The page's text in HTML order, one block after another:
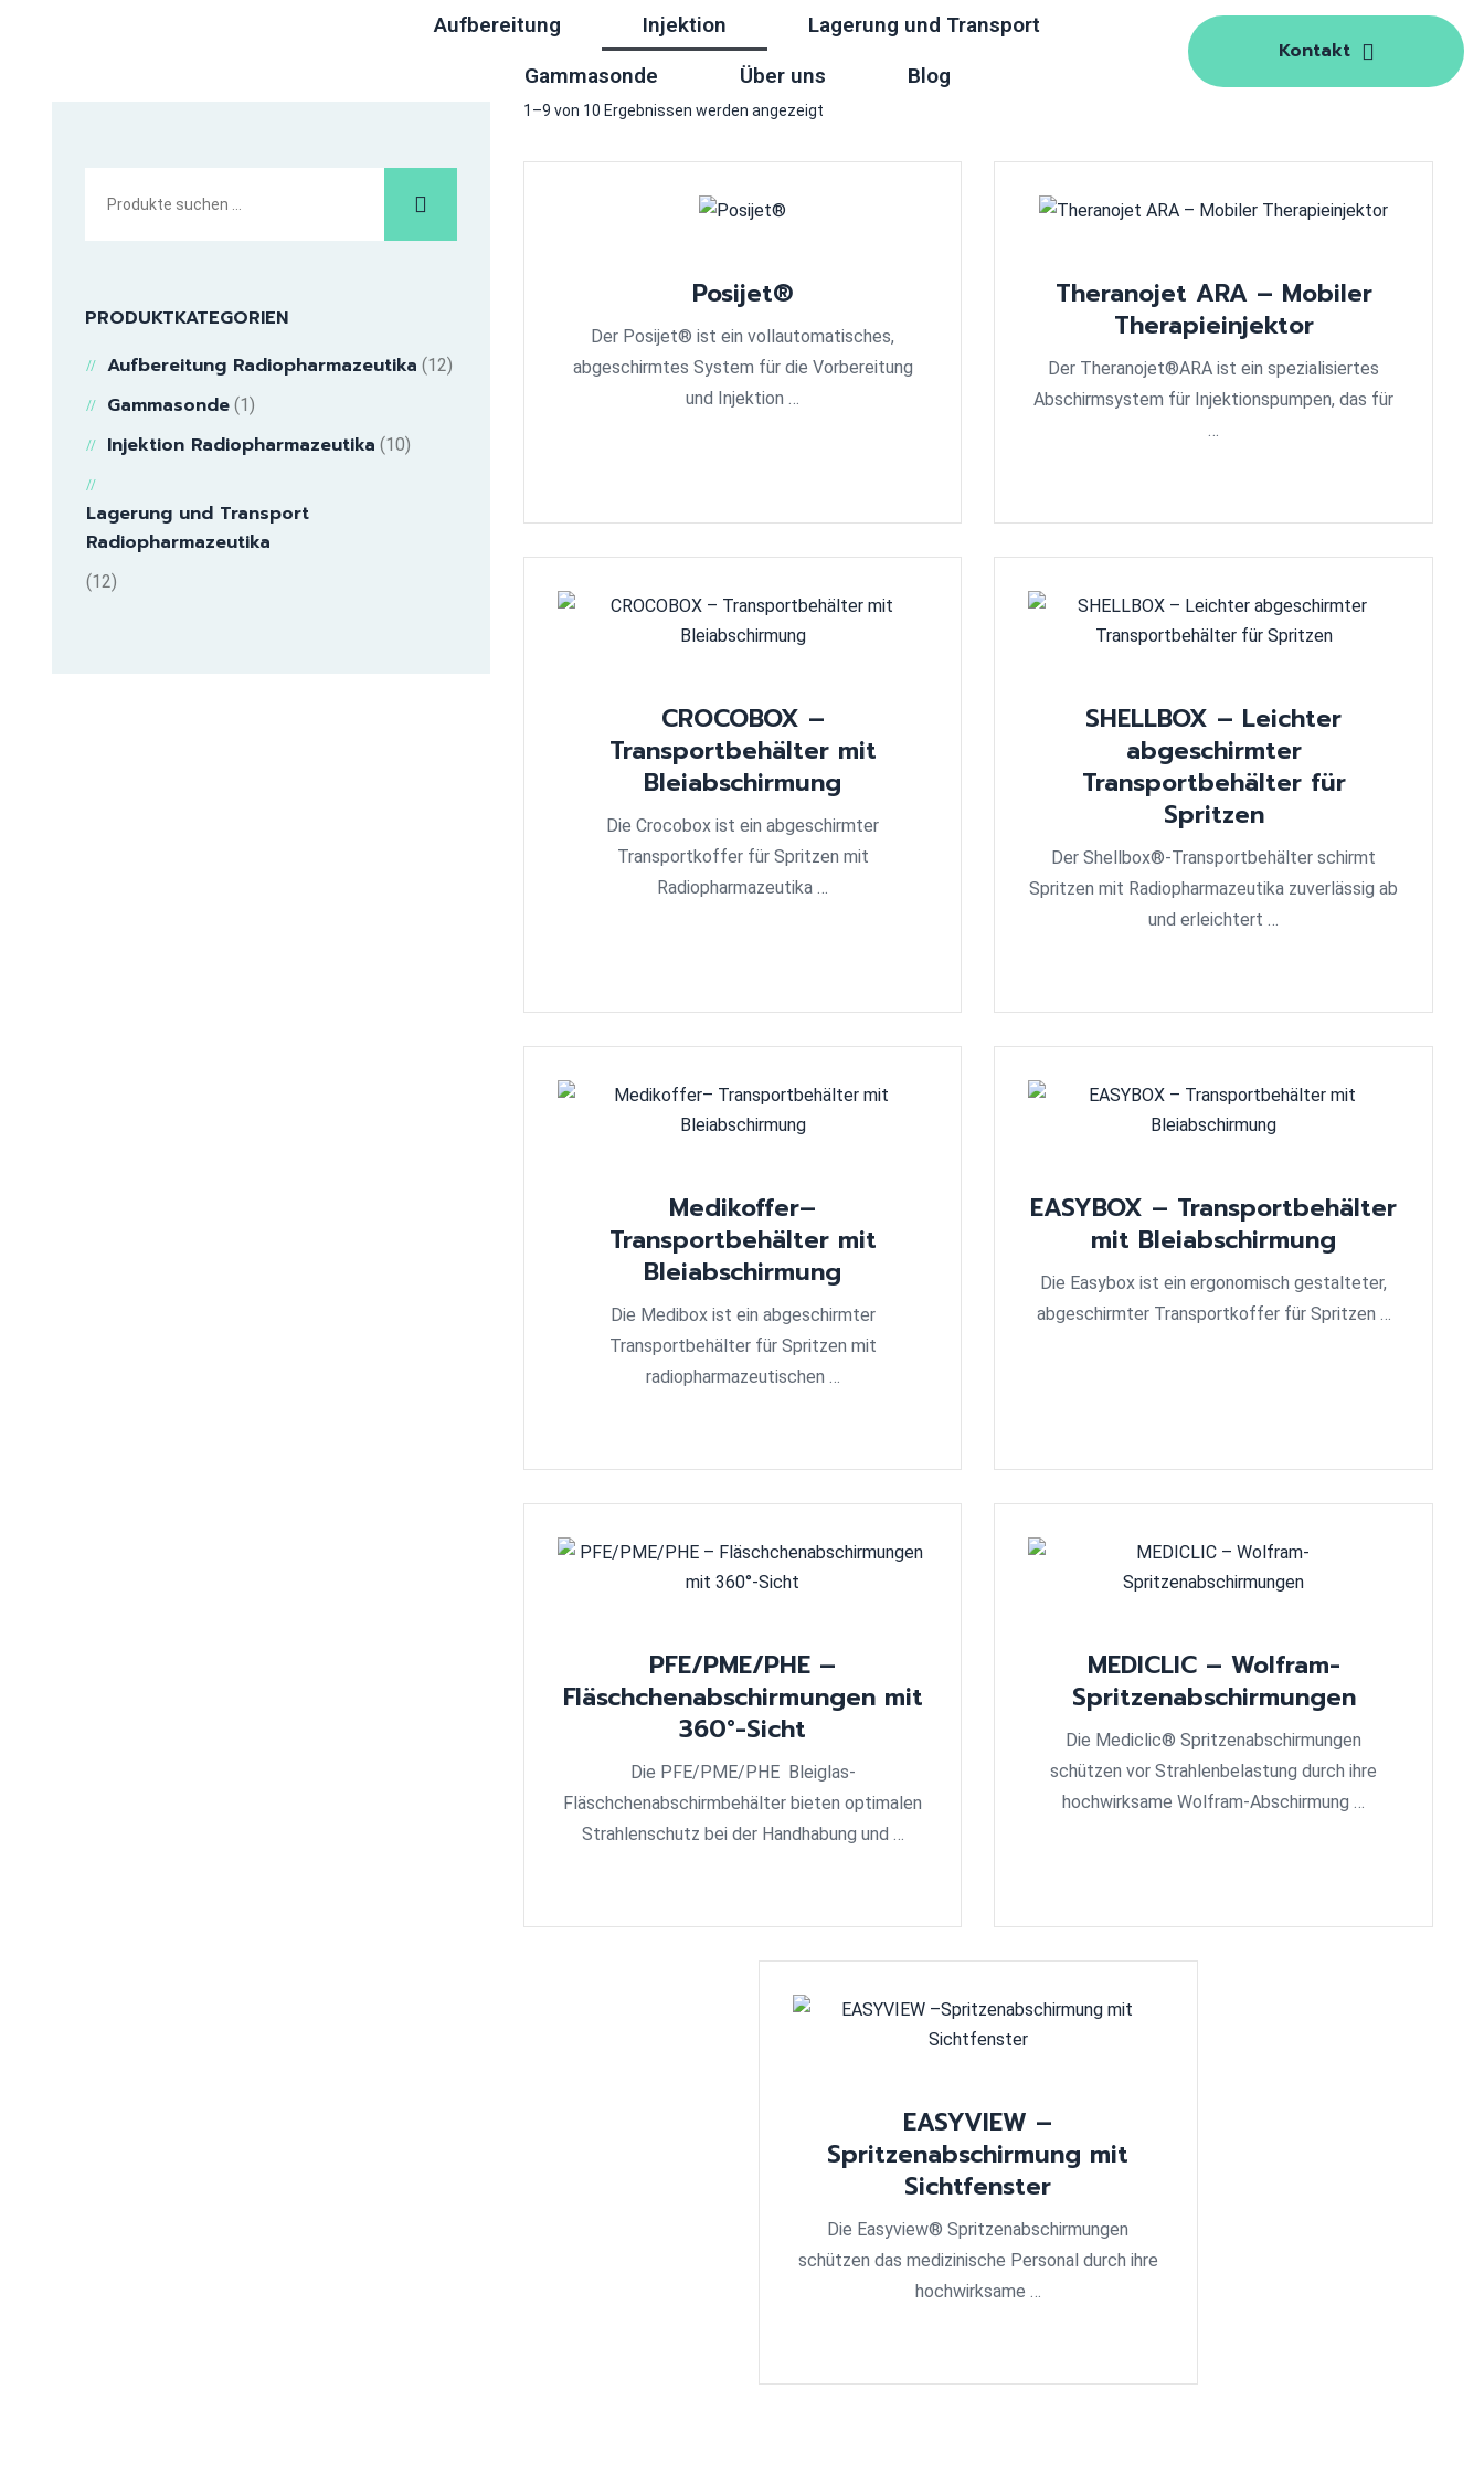
Aufbereitung Injektion
Lagerung und Transport
Gammasonde
Über uns Blog
Kontakt
1–9 von 10 Ergebnissen werden angezeigt
Posijet®
Der Posijet® ist ein vollautomatisches,
abgeschirmtes System für die Vorbereitung
und Injektion …
Theranojet ARA – Mobiler
Therapieinjektor
Der Theranojet®ARA ist ein spezialisiertes
Abschirmsystem für Injektionspumpen, das für
…
CROCOBOX –
Transportbehälter mit
Bleiabschirmung
Die Crocobox ist ein abgeschirmter
Transportkoffer für Spritzen mit
Radiopharmazeutika …
SHELLBOX – Leichter
abgeschirmter
Transportbehälter für
Spritzen
Der Shellbox®-Transportbehälter schirmt
Spritzen mit Radiopharmazeutika zuverlässig ab
und erleichtert …
Medikoffer–
Transportbehälter mit
Bleiabschirmung
Die Medibox ist ein abgeschirmter
Transportbehälter für Spritzen mit
radiopharmazeutischen …
EASYBOX – Transportbehälter
mit Bleiabschirmung
Die Easybox ist ein ergonomisch gestalteter,
abgeschirmter Transportkoffer für Spritzen …
PFE/PME/PHE –
Fläschchenabschirmungen mit
360°-Sicht
Die PFE/PME/PHE Bleiglas-
Fläschchenabschirmbehälter bieten optimalen
Strahlenschutz bei der Handhabung und …
MEDICLIC – Wolfram-
Spritzenabschirmungen
Die Mediclic® Spritzenabschirmungen
schützen vor Strahlenbelastung durch ihre
hochwirksame Wolfram-Abschirmung …
EASYVIEW –
Spritzenabschirmung mit
Sichtfenster
Die Easyview® Spritzenabschirmungen
schützen das medizinische Personal durch ihre
hochwirksame …
PRODUKTKATEGORIEN
Aufbereitung Radiopharmazeutika (12)
Gammasonde (1)
Injektion Radiopharmazeutika (10)
Lagerung und Transport
Radiopharmazeutika
(12)